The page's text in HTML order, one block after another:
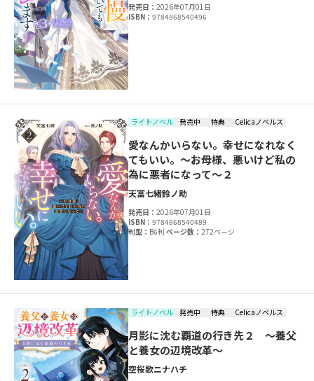
発売日：2026年07月01日
ISBN：9784868540496
ライトノベル 発売中 特典 Celicaノベルス
愛なんかいらない。幸せになれなく
てもいい。～お母様、悪いけど私の
為に悪者になって～２
天冨七緒鈴ノ助
発売日：2026年07月01日
ISBN：9784868540489
判型： B6判ページ数：272ページ
ライトノベル 発売中 特典 Celicaノベルス
月影に沈む覇道の行き先２ ～養父
と養女の辺境改革～
空桜歌ニナハチ